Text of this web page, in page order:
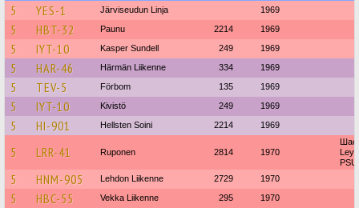
5 YES-1 Järviseudun Linja 1969
5 HBT-32 Paunu 2214 1969
5 IYT-10 Kasper Sundell 249 1969
5 HAR-46 Härmän Liikenne 334 1969
5 TEV-5 Förbom 135 1969
5 IYT-10 Kivistö 249 1969
5 HI-901 Hellsten Soini 2214 1969
5 LRR-41 Ruponen 2814 1970
5 HNM-905 Lehdon Liikenne 2729 1970
5 HBC-55 Vekka Liikenne 295 1970